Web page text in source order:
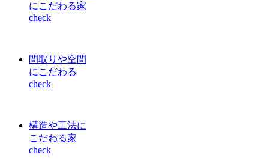
にこだわる家
check
間取りや空間
にこだわる
check
構造や工法に
こだわる家
check